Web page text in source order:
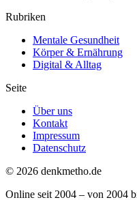
Rubriken
Mentale Gesundheit
Körper & Ernährung
Digital & Alltag
Seite
Über uns
Kontakt
Impressum
Datenschutz
© 2026 denkmetho.de
Online seit 2004 – von 2004